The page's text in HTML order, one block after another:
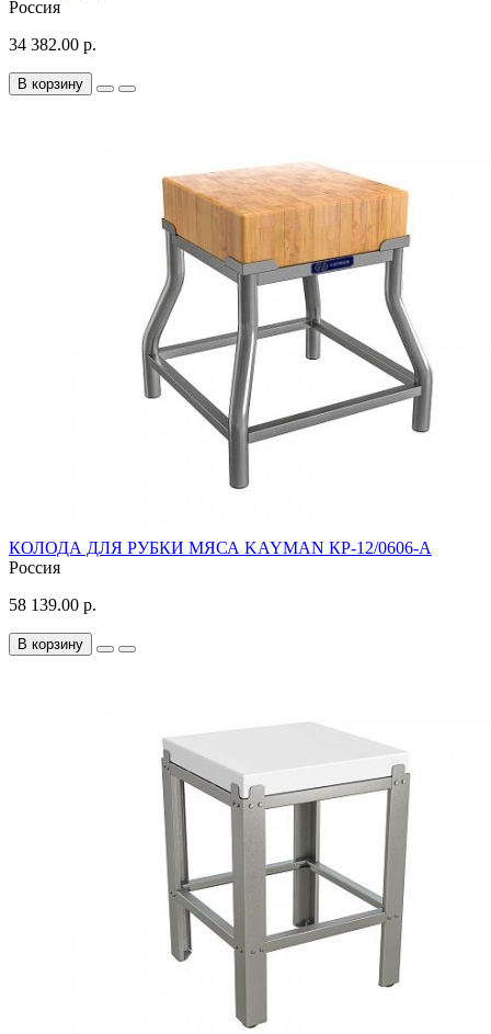
Россия
34 382.00 р.
В корзину
КОЛОДА ДЛЯ РУБКИ МЯСА KAYMAN КР-12/0606-А
Россия
58 139.00 р.
В корзину